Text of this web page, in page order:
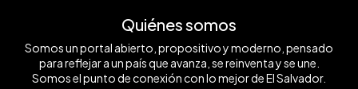
Quiénes somos
Somos un portal abierto, propositivo y moderno, pensado
para reflejar a un país que avanza, se reinventa y se une.
Somos el punto de conexión con lo mejor de El Salvador.